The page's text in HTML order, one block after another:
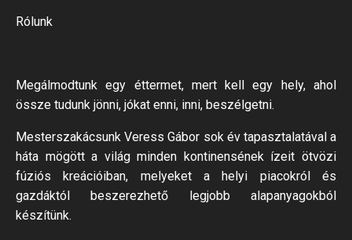
Rólunk
Megálmodtunk egy éttermet, mert kell egy hely, ahol
össze tudunk jönni, jókat enni, inni, beszélgetni.
Mesterszakácsunk Veress Gábor sok év tapasztalatával a
háta mögött a világ minden kontinensének ízeit ötvözi
fúziós kreációiban, melyeket a helyi piacokról és
gazdáktól beszerezhető legjobb alapanyagokból
készítünk.